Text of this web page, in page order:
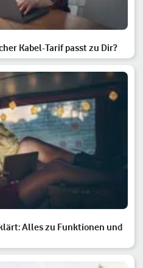
Kabel-Tarif passt zu Dir?
Alles zu Funktionen und